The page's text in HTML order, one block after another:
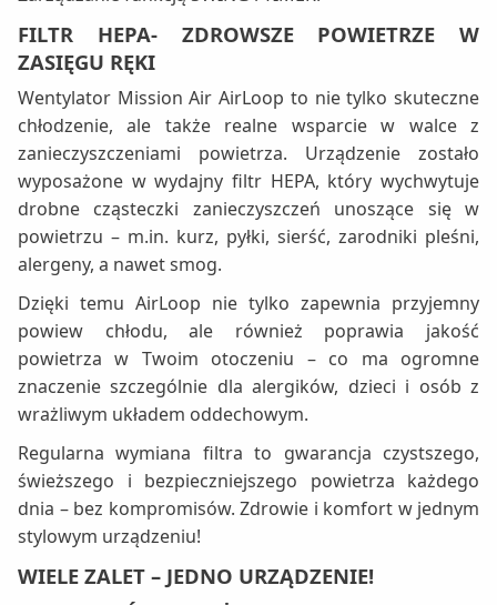
FILTR HEPA- ZDROWSZE POWIETRZE W
ZASIĘGU RĘKI
Wentylator Mission Air AirLoop to nie tylko skuteczne
chłodzenie, ale także realne wsparcie w walce z
zanieczyszczeniami powietrza. Urządzenie zostało
wyposażone w wydajny filtr HEPA, który wychwytuje
drobne cząsteczki zanieczyszczeń unoszące się w
powietrzu – m.in. kurz, pyłki, sierść, zarodniki pleśni,
alergeny, a nawet smog.
Dzięki temu AirLoop nie tylko zapewnia przyjemny
powiew chłodu, ale również poprawia jakość
powietrza w Twoim otoczeniu – co ma ogromne
znaczenie szczególnie dla alergików, dzieci i osób z
wrażliwym układem oddechowym.
Regularna wymiana filtra to gwarancja czystszego,
świeższego i bezpieczniejszego powietrza każdego
dnia – bez kompromisów. Zdrowie i komfort w jednym
stylowym urządzeniu!
WIELE ZALET – JEDNO URZĄDZENIE!